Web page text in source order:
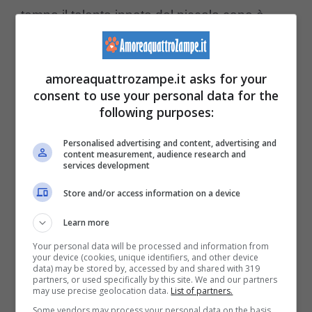
tempo il talento innato del piccolo cane è
Obi Wan è essenziale nella
Il merito della sua riuscita non è tutto da
comando, ma anche dall’affiancamento e
dall’addestramento impartito da diversi
Kelpie Australiani
abilità nella conduzione del bestiame, il
Chihuahua nonostante non sia solitamente
solito svolgere queste mansioni ha
amoreaquattrozampe.it asks for your
consent to use your personal data for the
following purposes:
Personalised advertising and content, advertising and
content measurement, audience research and
services development
Store and/or access information on a device
Learn more
Your personal data will be processed and information from
your device (cookies, unique identifiers, and other device
data) may be stored by, accessed by and shared with 319
partners, or used specifically by this site. We and our partners
may use precise geolocation data. List of partners.